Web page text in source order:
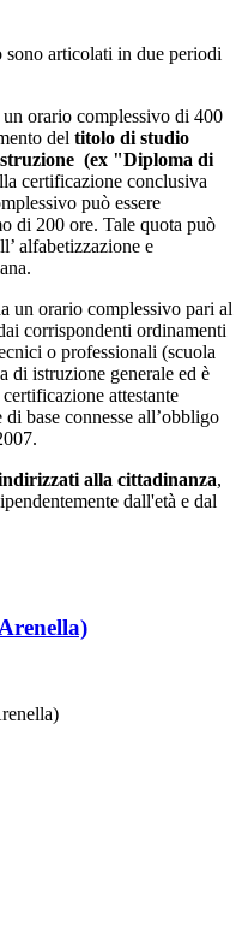
articolati in due periodi
un orario complessivo di 400
del titolo di studio
(ex "Diploma di
certificazione conclusiva
può essere
di 200 ore. Tale quota può
alfabetizzazione e
un orario complessivo pari al
corrispondenti ordinamenti
o professionali (scuola
di istruzione generale ed è
attestante
base connesse all’obbligo
alla cittadinanza,
dall'età e dal